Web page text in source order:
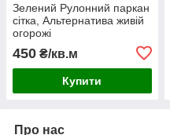
Зелений Рулонний паркан
сітка, Альтернатива живій
огорожі
450 ₴/кв.м
Купити
Про нас